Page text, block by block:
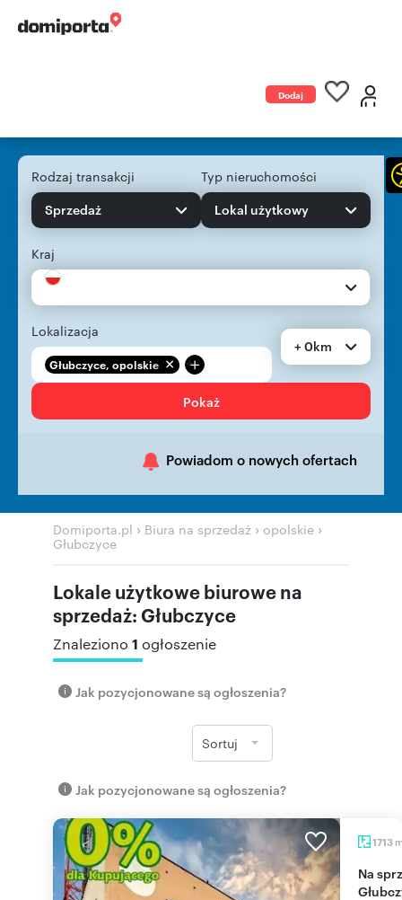
Dodaj
Rodzaj transakcji
Sprzedaż
Typ nieruchomości
Lokal użytkowy
Kraj
Lokalizacja
Głubczyce, opolskie +
+ 0km
Pokaż
Powiadom o nowych ofertach
Domiporta.pl › Biura na sprzedaż › opolskie ›
Głubczyce
Lokale użytkowe biurowe na
sprzedaż: Głubczyce
Znaleziono 1 ogłoszenie
Jak pozycjonowane są ogłoszenia?
Sortuj
Jak pozycjonowane są ogłoszenia?
1713
Na sprzedaż: duży obiekt komercyjny 1713 m2 w